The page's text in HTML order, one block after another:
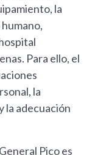
la
Para ello, el
la
la adecuación
Pico es